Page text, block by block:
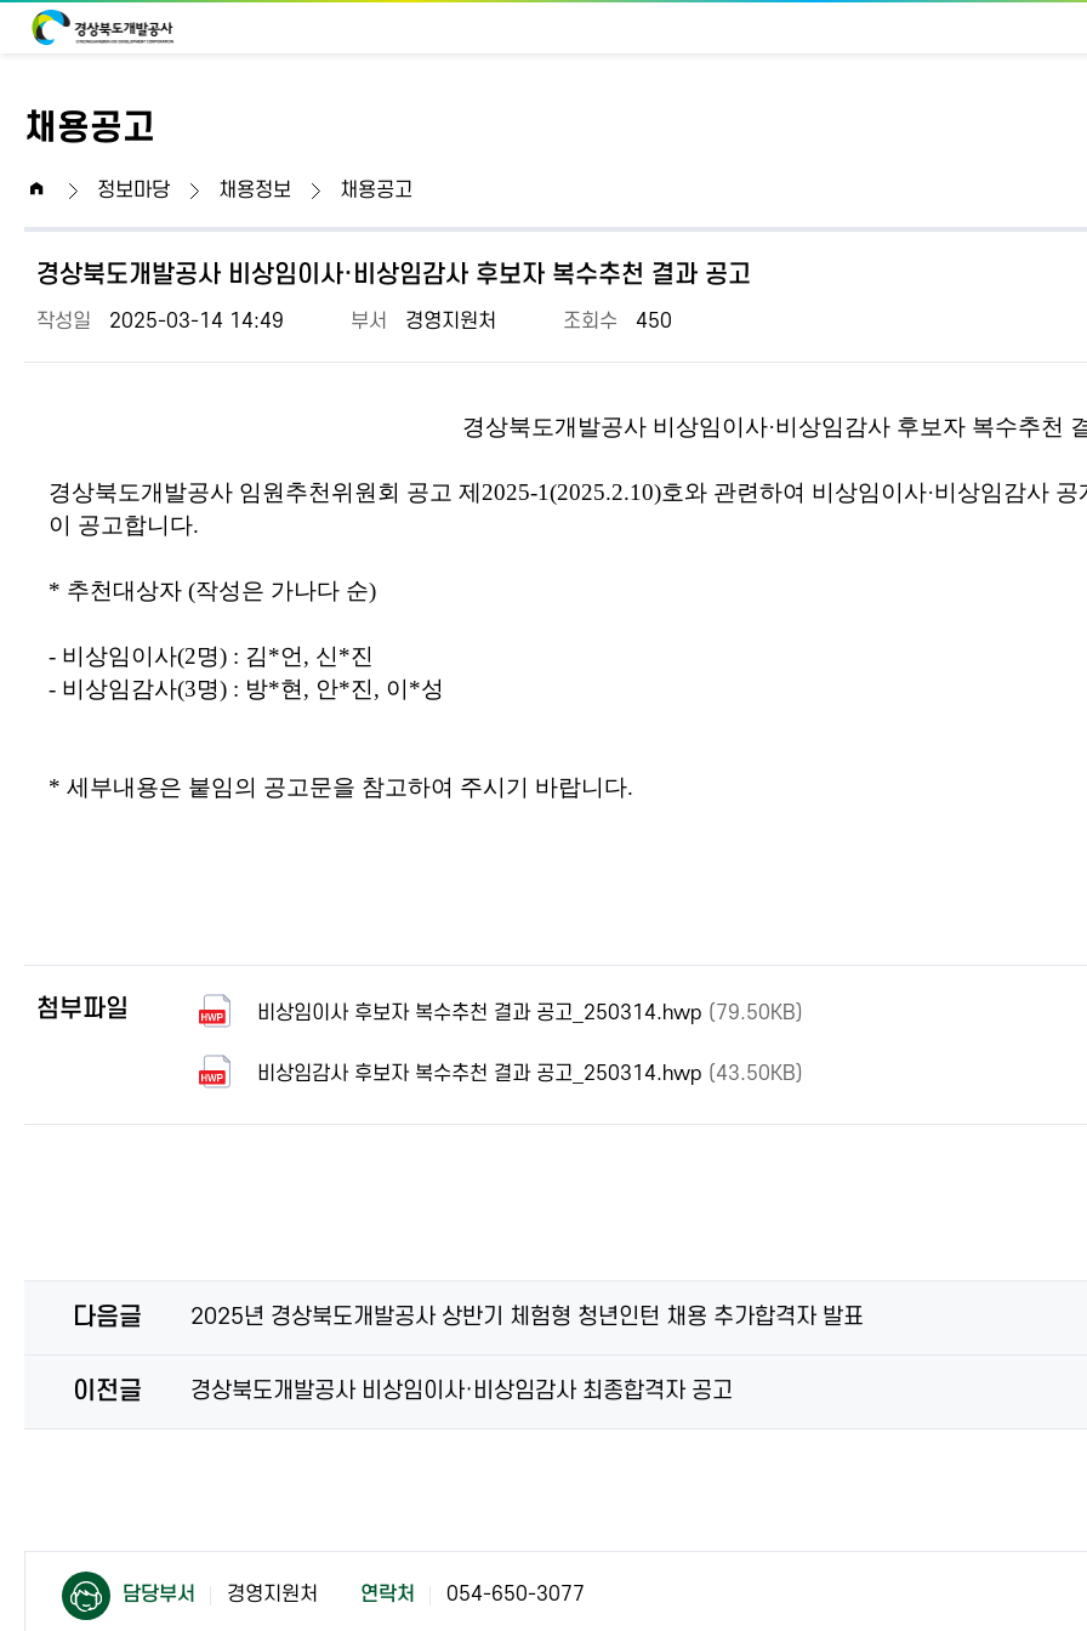
채용공고
home 정보마당 채용정보 채용공고
경상북도개발공사 비상임이사·비상임감사 후보자 복수추천 결과 공고
작성일 2025-03-14 14:49 부서 경영지원처 조회수 450
경상북도개발공사 비상임이사·비상임감사 후보자 복수추천
경상북도개발공사 임원추천위원회 공고 제 2025-1(2025.2.10)호와 관련하여 비상임이사·비상임감사
이 공고합니다.
* 추천대상자 (작성은 가나다 순)
- 비상임이사(2명) : 김*언 , 신*진
- 비상임감사(3명) : 방*현 , 안*진, 이 *성
* 세부내용은 붙임의 공고문을 참고하여 주시기 바랍니다.
첨부파일 비상임이사 후보자 복수추천 결과 공고_250314.hwp (79.50KB)
비상임감사 후보자 복수추천 결과 공고_250314.hwp (43.50KB)
다음글 2025년 경상북도개발공사 상반기 체험형 청년인턴 채용 추가합격자 발표
이전글 경상북도개발공사 비상임이사·비상임감사 최종합격자 공고
컨
텐
담당부서 경영지원처 연락처 054-650-3077